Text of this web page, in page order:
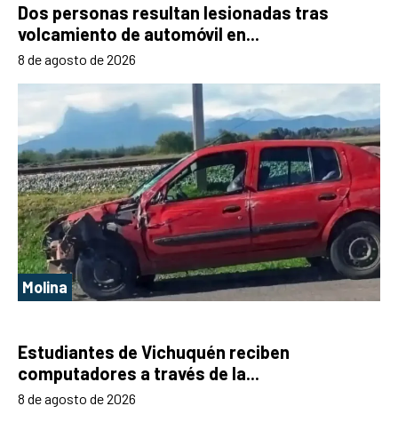
Dos personas resultan lesionadas tras
volcamiento de automóvil en...
8 de agosto de 2026
Molina
Estudiantes de Vichuquén reciben
computadores a través de la...
8 de agosto de 2026